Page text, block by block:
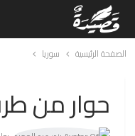
الصفحة الرئيسية سوريا
حوار من